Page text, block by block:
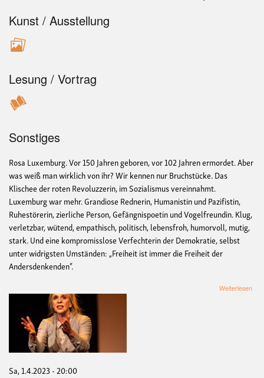
Kunst / Ausstellung
Lesung / Vortrag
Sonstiges
Rosa Luxemburg. Vor 150 Jahren geboren, vor 102 Jahren ermordet. Aber
was weiß man wirklich von ihr? Wir kennen nur Bruchstücke. Das
Klischee der roten Revoluzzerin, im Sozialismus vereinnahmt.
Luxemburg war mehr. Grandiose Rednerin, Humanistin und Pazifistin,
Ruhestörerin, zierliche Person, Gefängnispoetin und Vogelfreundin. Klug,
verletzbar, wütend, empathisch, politisch, lebensfroh, humorvoll, mutig,
stark. Und eine kompromisslose Verfechterin der Demokratie, selbst
unter widrigsten Umständen: „Freiheit ist immer die Freiheit der
Andersdenkenden“.
Weiterlesen
Sa, 1.4.2023 - 20:00